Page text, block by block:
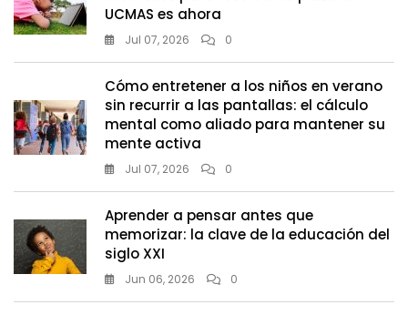
UCMAS es ahora
Jul 07, 2026 0
Cómo entretener a los niños en verano
sin recurrir a las pantallas: el cálculo
mental como aliado para mantener su
mente activa
Jul 07, 2026 0
Aprender a pensar antes que
memorizar: la clave de la educación del
siglo XXI
Jun 06, 2026 0